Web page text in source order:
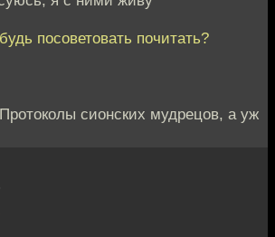
посоветовать почитать?
сионских мудрецов, а уж